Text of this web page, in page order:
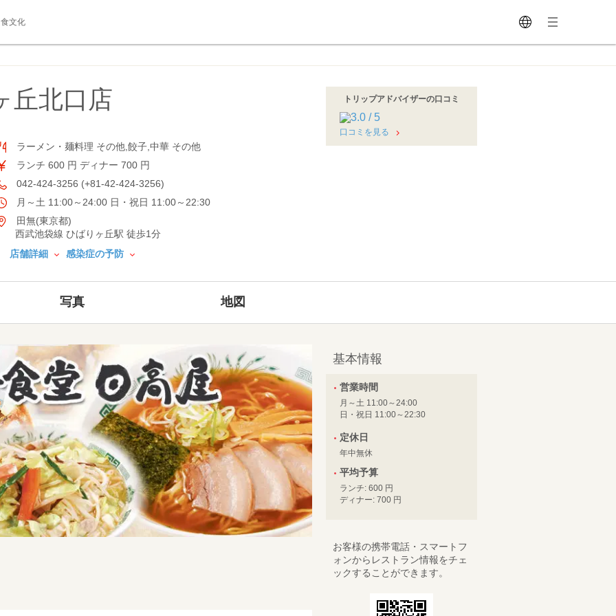
食文化
丘北口店
ラーメン・麺料理 その他,餃子,中華 その他
ランチ 600 円 ディナー 700 円
042-424-3256 (+81-42-424-3256)
月～土 11:00～24:00 日・祝日 11:00～22:30
田無(東京都)
西武池袋線 ひばりヶ丘駅 徒歩1分
店舗詳細
感染症の予防
トリップアドバイザーの口コミ
口コミを見る
写真 地図
基本情報
営業時間
月～土 11:00～24:00
日・祝日 11:00～22:30
定休日
年中無休
平均予算
ランチ: 600 円
ディナー: 700 円
お客様の携帯電話・スマートフ
ォンからレストラン情報をチェ
ックすることができます。